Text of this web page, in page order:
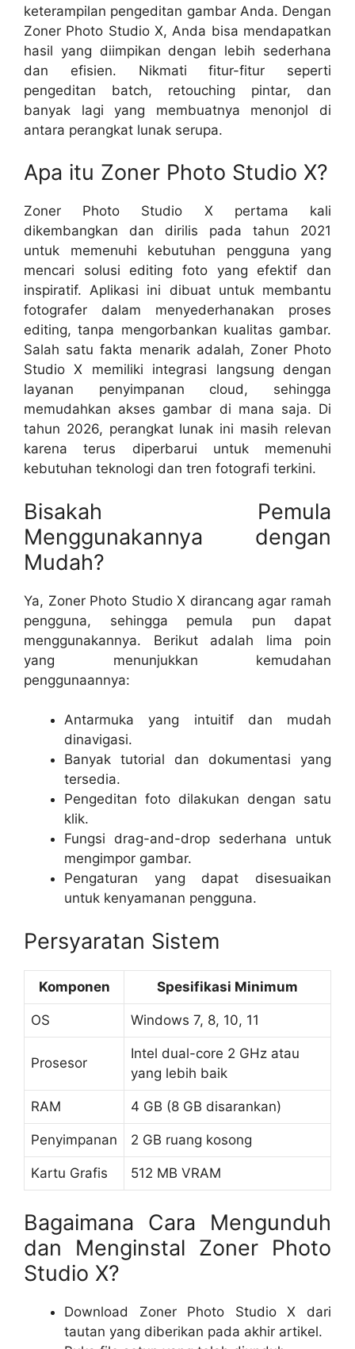
keterampilan pengeditan gambar Anda. Dengan
Zoner Photo Studio X, Anda bisa mendapatkan
hasil yang diimpikan dengan lebih sederhana
dan efisien. Nikmati fitur-fitur seperti
pengeditan batch, retouching pintar, dan
banyak lagi yang membuatnya menonjol di
antara perangkat lunak serupa.
Apa itu Zoner Photo Studio X?
Zoner Photo Studio X pertama kali
dikembangkan dan dirilis pada tahun 2021
untuk memenuhi kebutuhan pengguna yang
mencari solusi editing foto yang efektif dan
inspiratif. Aplikasi ini dibuat untuk membantu
fotografer dalam menyederhanakan proses
editing, tanpa mengorbankan kualitas gambar.
Salah satu fakta menarik adalah, Zoner Photo
Studio X memiliki integrasi langsung dengan
layanan penyimpanan cloud, sehingga
memudahkan akses gambar di mana saja. Di
tahun 2026, perangkat lunak ini masih relevan
karena terus diperbarui untuk memenuhi
kebutuhan teknologi dan tren fotografi terkini.
Bisakah Pemula
Menggunakannya dengan
Mudah?
Ya, Zoner Photo Studio X dirancang agar ramah
pengguna, sehingga pemula pun dapat
menggunakannya. Berikut adalah lima poin
yang menunjukkan kemudahan
penggunaannya:
Antarmuka yang intuitif dan mudah
dinavigasi.
Banyak tutorial dan dokumentasi yang
tersedia.
Pengeditan foto dilakukan dengan satu
klik.
Fungsi drag-and-drop sederhana untuk
mengimpor gambar.
Pengaturan yang dapat disesuaikan
untuk kenyamanan pengguna.
Persyaratan Sistem
Komponen Spesifikasi Minimum
OS Windows 7, 8, 10, 11
Prosesor
Intel dual-core 2 GHz atau
yang lebih baik
RAM 4 GB (8 GB disarankan)
Penyimpanan 2 GB ruang kosong
Kartu Grafis 512 MB VRAM
Bagaimana Cara Mengunduh
dan Menginstal Zoner Photo
Studio X?
Download Zoner Photo Studio X dari
tautan yang diberikan pada akhir artikel.